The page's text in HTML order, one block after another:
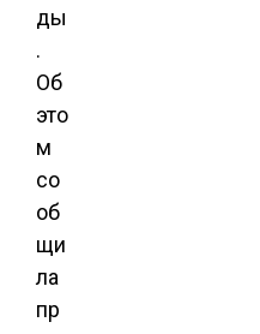
ды
.
Об
это
м
со
об
щи
ла
пр